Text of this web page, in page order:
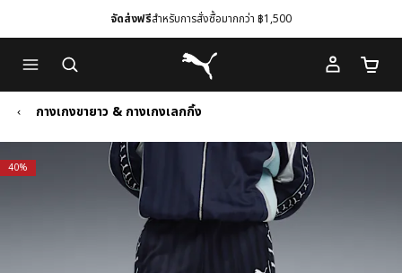
to
Main
content
to
Footer
Content
จัดส่งฟรีสำหรับการสั่งซื้อมากกว่า ฿1,500
Puma โฮม
จำนว
กางเกงขายาว & กางเกงเลกกิ้ง
40%